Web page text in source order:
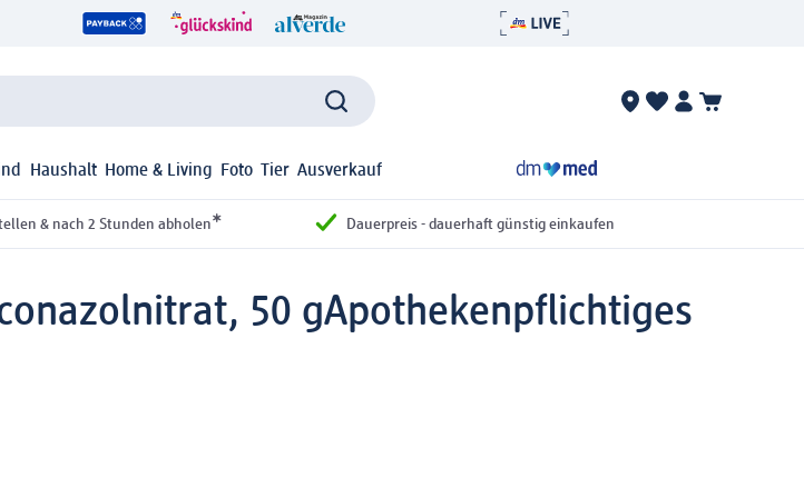
Haushalt Home & Living Foto Tier Ausverkauf
& nach 2 Stunden abholen* Dauerpreis - dauerhaft günstig einkaufen
50 gApothekenpflichtiges